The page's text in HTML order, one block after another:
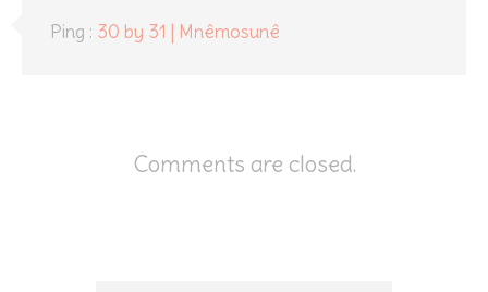
Ping : 30 by 31 | Mnêmosunê
Comments are closed.